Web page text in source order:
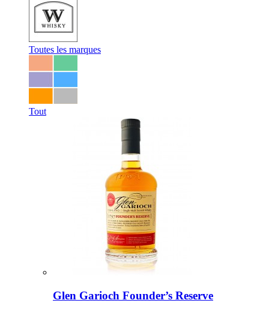
Toutes les marques
Tout
Glen Garioch Founder’s Reserve